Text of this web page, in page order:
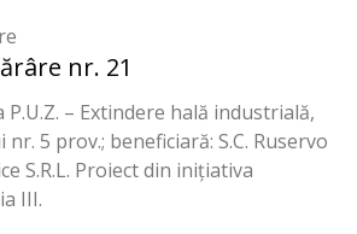
nr. 21
– Extindere hală industrială,
5 prov.; beneficiară: S.C. Ruservo
S.R.L. Proiect din inițiativa
III.